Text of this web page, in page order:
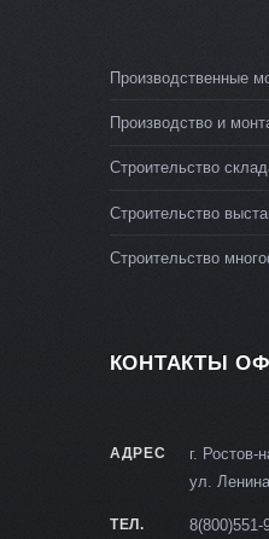
Производственные
Производство и
Строительство
Строительство
Строительство
КОНТАКТЫ
АДРЕС
г. Ростов-
ул.
ТЕЛ. 8(800)551-